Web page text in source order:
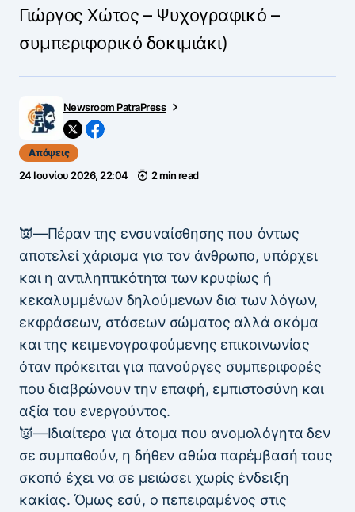
Γιώργος Χώτος – Ψυχογραφικό –
συμπεριφορικό δοκιμιάκι)
Newsroom PatraPress
Απόψεις
24 Ιουνίου 2026, 22:04 2 min read
👿—Πέραν της ενσυναίσθησης που όντως
αποτελεί χάρισμα για τον άνθρωπο, υπάρχει
και η αντιληπτικότητα των κρυφίως ή
κεκαλυμμένων δηλούμενων δια των λόγων,
εκφράσεων, στάσεων σώματος αλλά ακόμα
και της κειμενογραφούμενης επικοινωνίας
όταν πρόκειται για πανούργες συμπεριφορές
που διαβρώνουν την επαφή, εμπιστοσύνη και
αξία του ενεργούντος.
👿—Ιδιαίτερα για άτομα που ανομολόγητα δεν
σε συμπαθούν, η δήθεν αθώα παρέμβασή τους
σκοπό έχει να σε μειώσει χωρίς ένδειξη
κακίας. Όμως εσύ, ο πεπειραμένος στις